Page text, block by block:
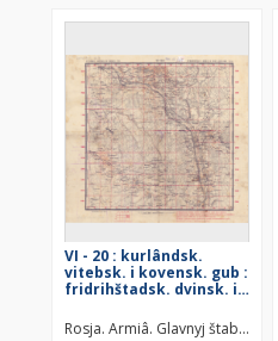
VI - 20 : kurlândsk.
vitebsk. i kovensk. gub :
fridrihštadsk. dvinsk. i
Rosja. Armiâ. Glavnyj štab.